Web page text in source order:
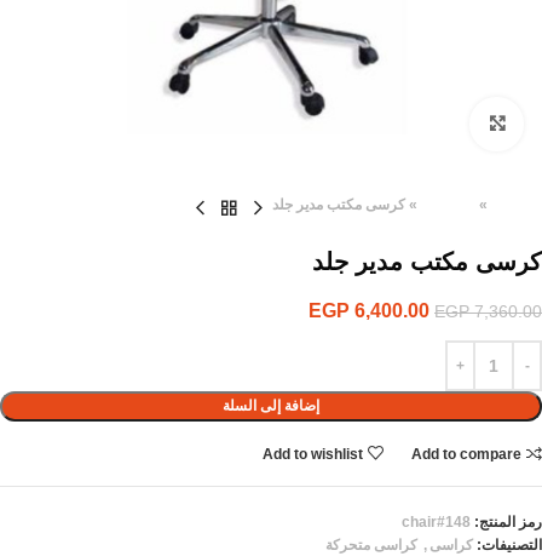
»
» كرسى مكتب مدير جلد
كرسى مكتب مدير جلد
EGP7,360.00
EGP 6,400.00
إضافة إلى السلة
Add to compare
Add to wishlist
رمز المنتج: chair#148
التصنيفات: كراسى , كراسى متحركة